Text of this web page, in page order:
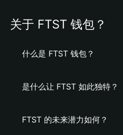
关于 FTST 钱包？
什么是 FTST 钱包？
是什么让 FTST 如此独特？
FTST 的未来潜力如何？